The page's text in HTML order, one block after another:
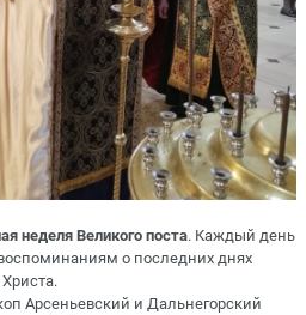
неделя Великого поста. Каждый день
о последних днях
Арсеньевский и Дальнегорский